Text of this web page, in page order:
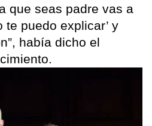
que seas padre vas a
puedo explicar’ y
había dicho el